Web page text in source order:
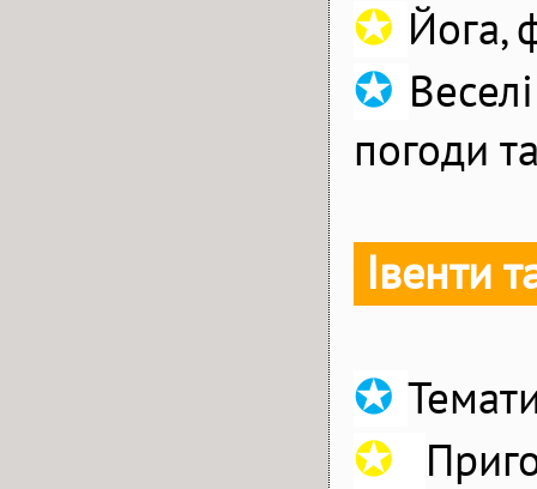
✪ Йога,
✪
погоди
Івенти
✪
✪